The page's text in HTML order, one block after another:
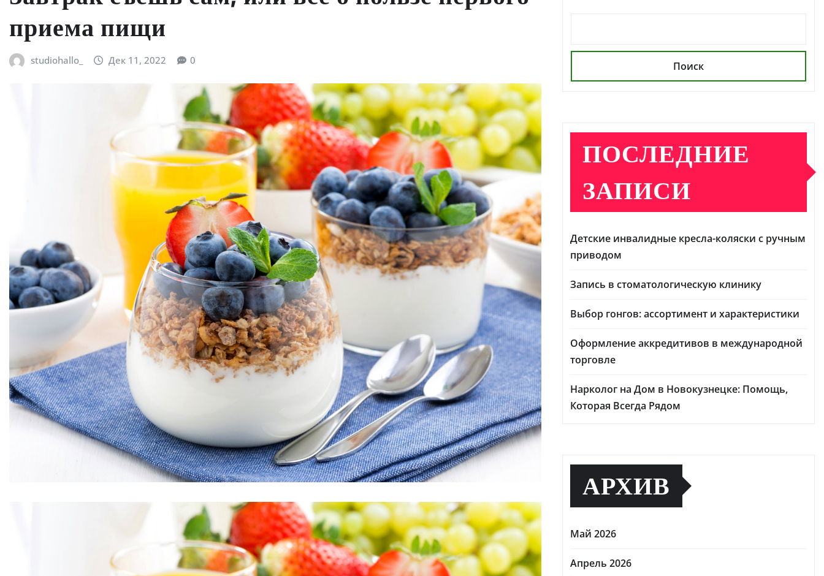
приема пищи
studiohallo_ Дек 11, 2022 0 Поиск
ПОСЛЕДНИЕ
ЗАПИСИ
Детские инвалидные кресла-коляски с ручным
приводом
Запись в стоматологическую клинику
Выбор гонгов: ассортимент и характеристики
Оформление аккредитивов в международной
торговле
Нарколог на Дом в Новокузнецке: Помощь,
Которая Всегда Рядом
АРХИВ
Май 2026
Апрель 2026